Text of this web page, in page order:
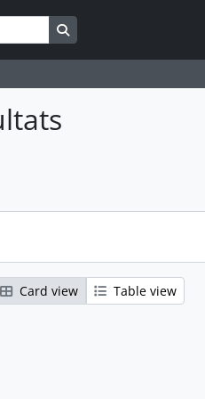
Card view Table view